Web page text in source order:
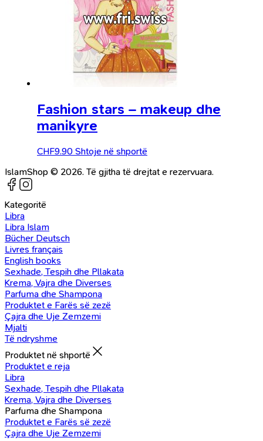
Fashion stars – makeup dhe
manikyre
CHF9.90 Shtoje në shportë
IslamShop © 2026. Të gjitha të drejtat e rezervuara.
Kategoritë
Libra
Libra Islam
Bücher Deutsch
Livres français
English books
Sexhade, Tespih dhe Pllakata
Krema, Vajra dhe Diverses
Parfuma dhe Shampona
Produktet e Farës së zezë
Çajra dhe Uje Zemzemi
Mjalti
Të ndryshme
Produktet në shportë
Produktet e reja
Libra
Sexhade, Tespih dhe Pllakata
Krema, Vajra dhe Diverses
Parfuma dhe Shampona
Produktet e Farës së zezë
Çajra dhe Uje Zemzemi